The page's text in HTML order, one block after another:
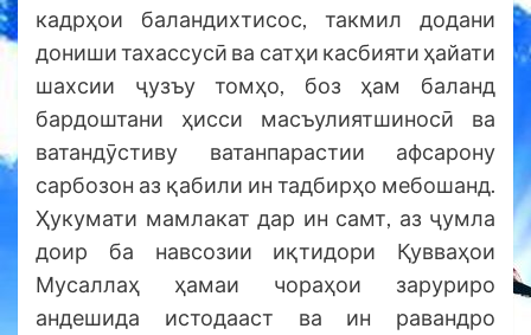
кадрҳои баландихтисос, такмил додани
дониши тахассусӣ ва сатҳи касбияти ҳайати
шахсии ҷузъу томҳо, боз ҳам баланд
бардоштани ҳисси масъулиятшиносӣ ва
ватандӯстиву ватанпарастии афсарону
сарбозон аз қабили ин тадбирҳо мебошанд.
Ҳукумати мамлакат дар ин самт, аз ҷумла
доир ба навсозии иқтидори Қувваҳои
Мусаллаҳ ҳамаи чораҳои заруриро
андешида истодааст ва ин равандро